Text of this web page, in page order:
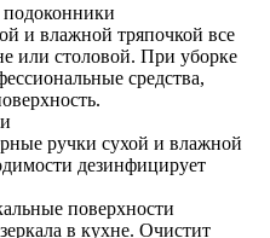
и влажной тряпочкой все
или столовой. При уборке
средства,
ручки сухой и влажной
дезинфицирует
поверхности
в кухне. Очистит